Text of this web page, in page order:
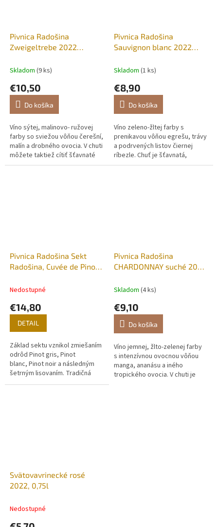
Pivnica Radošina
Zweigeltrebe 2022
Skladom (9 ks)
€10,50
Do košíka
Víno sýtej, malinovo- ružovej
farby so sviežou vôňou čerešní,
malín a drobného ovocia. V chuti
môžete taktiež cítiť šťavnaté
čerešne harmonicky dopĺňané
Pivnica Radošina
Sauvignon blanc 2022
Skladom (1 ks)
€8,90
Do košíka
Víno zeleno-žltej farby s
prenikavou vôňou egrešu, trávy
a podrvených listov čiernej
ríbezle. Chuť je šťavnatá,
limetkovo-egrešová s dlhou
Pivnica Radošina Sekt
Radošina, Cuvée de Pinot,
Nedostupné
€14,80
DETAIL
Základ sektu vznikol zmiešaním
odrôd Pinot gris, Pinot
blanc, Pinot noir a následným
šetrným lisovaním. Tradičná
metóda sekundárnej
Pivnica Radošina
CHARDONNAY suché 2021
Skladom (4 ks)
€9,10
Do košíka
Víno jemnej, žlto-zelenej farby
s intenzívnou ovocnou vôňou
manga, ananásu a iného
tropického ovocia. V chuti je
Svätovavrinecké rosé
2022, 0,75l
Nedostupné